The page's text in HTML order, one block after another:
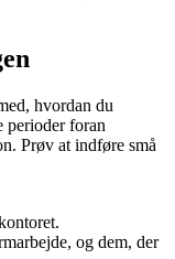
hvordan du
perioder foran
Prøv at indføre små
og dem, der